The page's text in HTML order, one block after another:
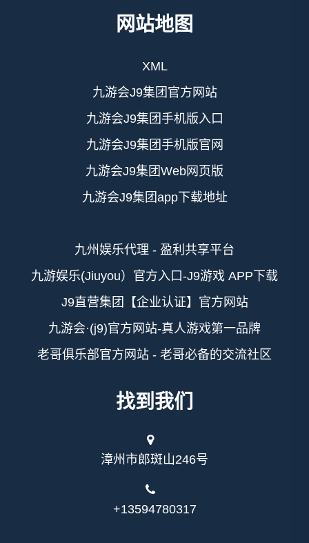
网站地图
XML
九游会J9集团官方网站
九游会J9集团手机版入口
九游会J9集团手机版官网
九游会J9集团Web网页版
九游会J9集团app下载地址
九州娱乐代理 - 盈利共享平台
九游娱乐(Jiuyou）官方入口-J9游戏 APP下载
J9直营集团【企业认证】官方网站
九游会·(j9)官方网站-真人游戏第一品牌
老哥俱乐部官方网站 - 老哥必备的交流社区
找到我们
漳州市郎斑山246号
+13594780317